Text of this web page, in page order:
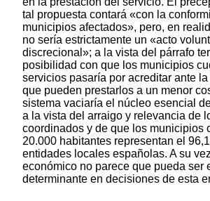
tal propuesta contará «con la
municipios afectados», pero, en
no sería estrictamente un «acto
discrecional»; a la vista del párrafo
posibilidad con que los municipios
servicios pasaría por acreditar ante
que pueden prestarlos a un menor
sistema vaciaría el núcleo esencial
a la vista del arraigo y relevancia de
coordinados y de que los municipios
20.000 habitantes representan el
entidades locales españolas. A su
económico no parece que pueda ser
determinante en decisiones de esta